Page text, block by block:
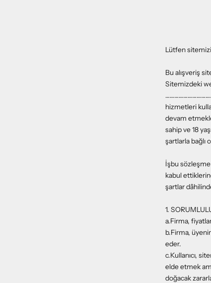
Lütfen sitemizi
Bu alışveriş
Sitemizdeki
hizmetleri
devam
sahip ve 18
şartlarla bağlı
İşbu
kabul
şartlar
1.
a.Firma,
b.Firma,
eder.
c.Kullanıcı,
elde etmek
doğacak